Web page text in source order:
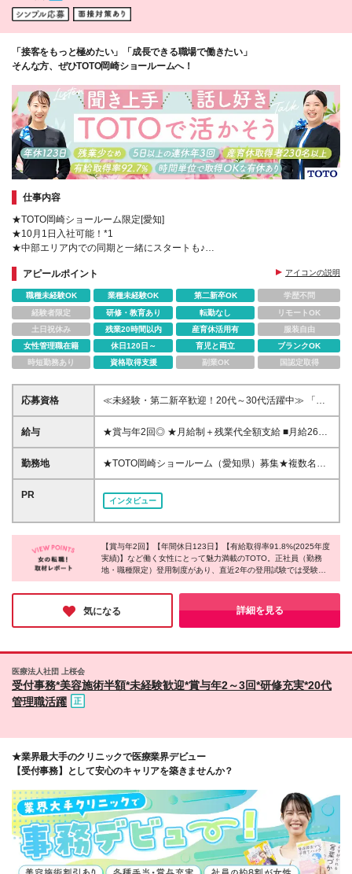
「接客をもっと極めたい」「成長できる職場で働きたい」
そんな方、ぜひTOTO岡崎ショールームへ！
仕事内容
★TOTO岡崎ショールーム限定[愛知]
★10月1日入社可能！*1
★中部エリア内での同期と一緒にスタートも♪
★多くの方が正社員（勤務地・職種限定）へキャリアUP
アピールポイント アイコンの説明
職種未経験OK 業種未経験OK 第二新卒OK
学歴不問
経験者限定
研修・教育あり 転勤なし
リモートOK
土日祝休み
残業20時間以内 産育休活用有
服装自由
女性管理職在籍
休日120日～ 育児と両立
ブランクOK
時短勤務あり
資格取得支援 副業OK 国認定取得
応募資格
≪未経験・第二新卒歓迎！20代～30代活躍中≫ 「優
しいね」「気が利くね」とよく言われる、そんな方に
ピッタリ♪ ◆高卒以上 ◆基本的なPCスキルをお持ち
（契約期間満了前に判断） ※通算契約期間は5年が上
限となりますが、期間中に正社員（勤務地・職種限
て長く活躍しながら、引き続き正社員へチャレンジい
給与
★賞与年2回◎ ★月給制＋残業代全額支給 ■月給26万
1950円～ ※試用期間なし ※初回契約期間6ヶ月（期間
中の給与・待遇に差異はありません） ※残業代全額支
勤務地
★TOTO岡崎ショールーム（愛知県）募集★複数名採
用★転勤なし★ ■愛知県岡崎市六名南1-4-2 └愛知県
環状鉄道「六名駅」より徒歩3分 ※希望勤務地への配
属となります。転勤はありません ※上記以外での勤務
の可能性はございません
PR
インタビュー
【賞与年2回】【年間休日123日】【有給取得率91.8%(2025年度
実績)】など働く女性にとって魅力満載のTOTO。正社員（勤務
地・職種限定）登用制度があり、直近2年の登用試験では受験者
の約9割の方が合格しており、将来的には更なる安定を手に入れ
られるチャンスもあります。働きやすい環境で、これから新しい
キャリアをスタートさせたいという方はぜひご検討いただければ
と思います！
気になる 詳細を見る
医療法人社団 上桜会
受付事務*美容施術半額*未経験歓迎*賞与年2～3回*研修充実*20代
管理職活躍
★業界最大手のクリニックで医療業界デビュー
【受付事務】として安心のキャリアを築きませんか？